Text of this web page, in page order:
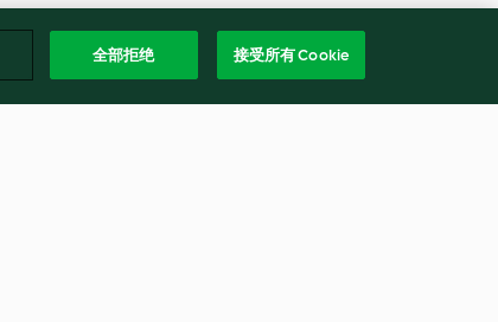
全部拒绝 接受所有 Cookie